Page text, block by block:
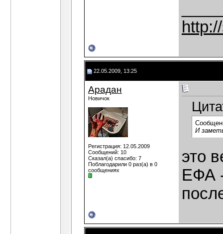
22.05.2009, 13:25
Арадан
Новичок
Регистрация: 12.05.2009
Сообщений: 10
Сказал(а) спасибо: 7
Поблагодарили 0 раз(а) в 0
сообщениях
И
это
ЕФА